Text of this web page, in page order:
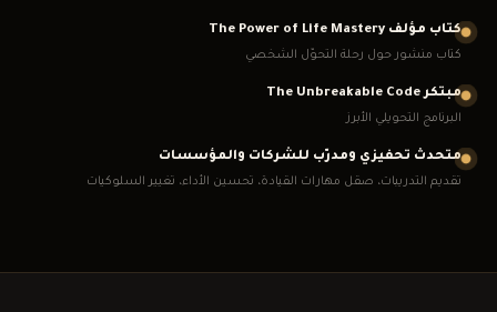
كتاب مؤلف The Power of Life Mastery
كتاب منشور حول رحلة التحوّل الشخصي
مبتكر The Unbreakable Code
البرنامج التحويلي الأبرز
متحدث تحفيزي ومدرّب للشركات والمؤسسات
تقديم التدريبات، صقل مهارات القيادة، تحسين الأداء، تغيير السلوكيات